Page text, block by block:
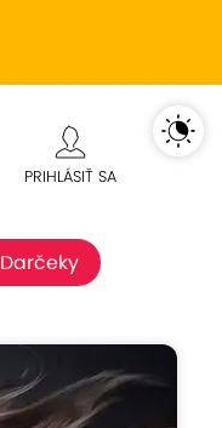
PRIHLÁSIŤ SA
Darčeky